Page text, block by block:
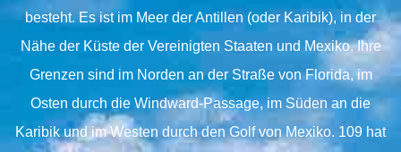
besteht. Es ist im Meer der Antillen (oder Karibik), in der
Nähe der Küste der Vereinigten Staaten und Mexiko. Ihre
Grenzen sind im Norden an der Straße von Florida, im
Osten durch die Windward-Passage, im Süden an die
Karibik und im Westen durch den Golf von Mexiko. 109 hat